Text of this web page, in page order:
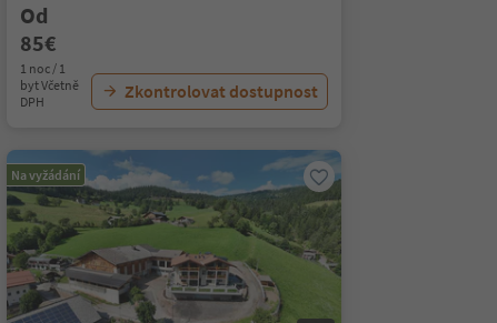
Od
85€
1 noc / 1
byt Včetně
DPH
Zkontrolovat dostupnost
Na vyžádání